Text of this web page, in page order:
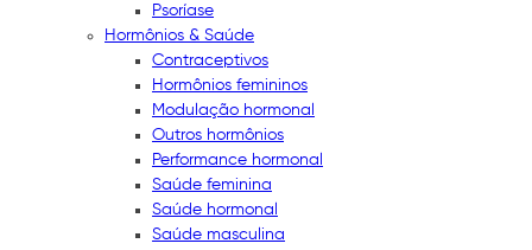
Psoríase
Hormônios & Saúde
Contraceptivos
Hormônios femininos
Modulação hormonal
Outros hormônios
Performance hormonal
Saúde feminina
Saúde hormonal
Saúde masculina